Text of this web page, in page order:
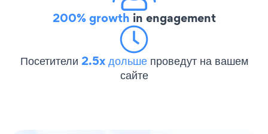
200% growth in engagement
Посетители 2.5x дольше проведут на вашем
сайте